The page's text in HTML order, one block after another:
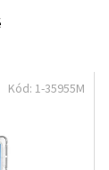
Kód: 1-35955M